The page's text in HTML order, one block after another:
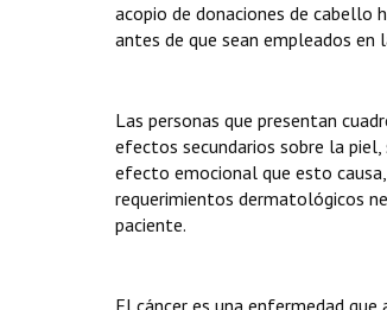
acopio de donaciones de cabello
antes de que sean empleados
Las personas que presentan
efectos secundarios sobre la
efecto emocional que esto
requerimientos dermatológicos
paciente.
El cáncer es una enfermedad